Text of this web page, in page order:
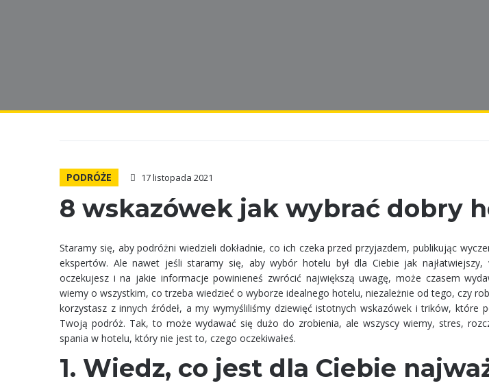
PODRÓŻE 17 listopada 2021
8 wskazówek jak wybrać dobry
Staramy się, aby podróżni wiedzieli dokładnie, co ich czeka przed przyjazdem, publikując
ekspertów. Ale nawet jeśli staramy się, aby wybór hotelu był dla Ciebie jak
oczekujesz i na jakie informacje powinieneś zwrócić największą uwagę, może czasem
wiemy o wszystkim, co trzeba wiedzieć o wyborze idealnego hotelu, niezależnie od tego, czy
korzystasz z innych źródeł, a my wymyśliliśmy dziewięć istotnych wskazówek i trików, które
Twoją podróż. Tak, to może wydawać się dużo do zrobienia, ale wszyscy wiemy, stres,
spania w hotelu, który nie jest to, czego oczekiwałeś.
1. Wiedz, co jest dla Ciebie